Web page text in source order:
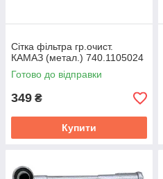
Сітка фільтра гр.очист.
КАМАЗ (метал.) 740.1105024
Готово до відправки
349 ₴
Купити